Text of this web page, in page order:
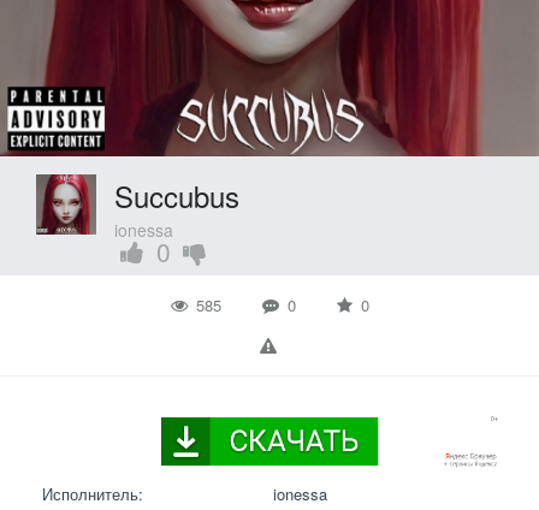
Succubus
ionessa
0
585 0 0
Исполнитель:
ionessa